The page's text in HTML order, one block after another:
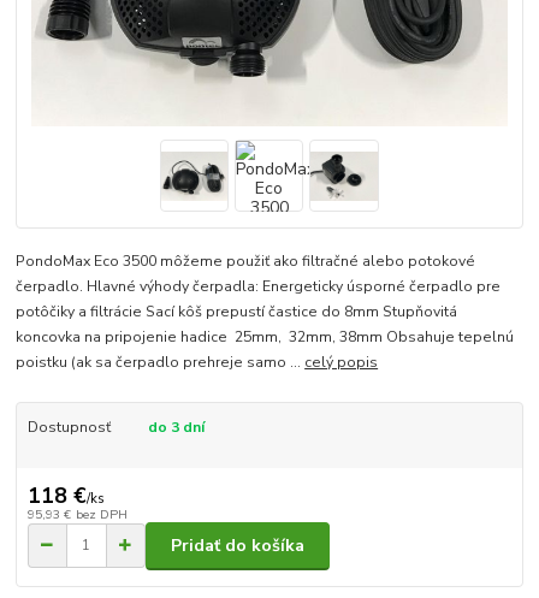
PondoMax Eco 3500 môžeme použiť ako filtračné alebo potokové
čerpadlo. Hlavné výhody čerpadla: Energeticky úsporné čerpadlo pre
potôčiky a filtrácie Sací kôš prepustí častice do 8mm Stupňovitá
koncovka na pripojenie hadice 25mm, 32mm, 38mm Obsahuje tepelnú
poistku (ak sa čerpadlo prehreje samo ... celý popis
Dostupnosť do 3 dní
118 €/ks
95,93 € bez DPH
Pridať do košíka